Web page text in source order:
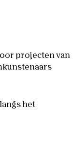
projecten van
het